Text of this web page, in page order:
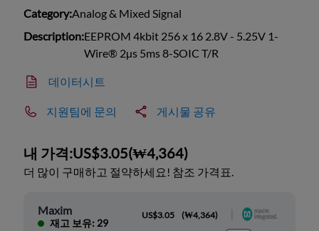
Category:Analog & Mixed Signal
Description:EEPROM 4kbit 256 x 16 2.8V - 5.25V 1-
Wire® 2µs 5ms 8-SOIC T/R
데이터시트
지원팀에 문의 게시물 공유
내 가격:US$3.05(₩4,364)
더 많이 구매하고 절약하세요! 참조 가격표.
Maxim
재고 보유: 29
US$3.05 (₩4,364)